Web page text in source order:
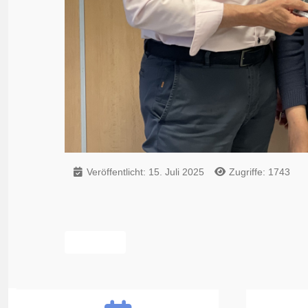
Veröffentlicht: 15. Juli 2025 Zugriffe: 1743